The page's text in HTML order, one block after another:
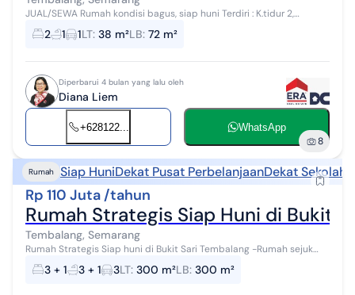
JUAL/SEWA Rumah kondisi bagus, siap huni Terdiri : K.tidur 2,
K.mandi 1, taman, carport, listrik 2200 watt, air PAM, tandon atas
dan bawah + boos...
2 1 1LT: 38 m²LB: 72 m²
Diperbarui 4 bulan yang lalu oleh
Diana Liem
+628122... WhatsApp
8
Rumah Siap HuniDekat Pusat PerbelanjaanDekat Sekolah
Rp 110 Juta /tahun
Rumah Strategis Siap Huni di Bukit
Tembalang, Semarang
Rumah Strategis Siap huni di Bukit Sari Tembalang -Rumah sejuk
estetik tropikal minimalis di daerah Bukit sari Semarang -Dekat
UNDIP dan RSND tem...
3 + 1 3 + 1 3LT: 300 m²LB: 300 m²